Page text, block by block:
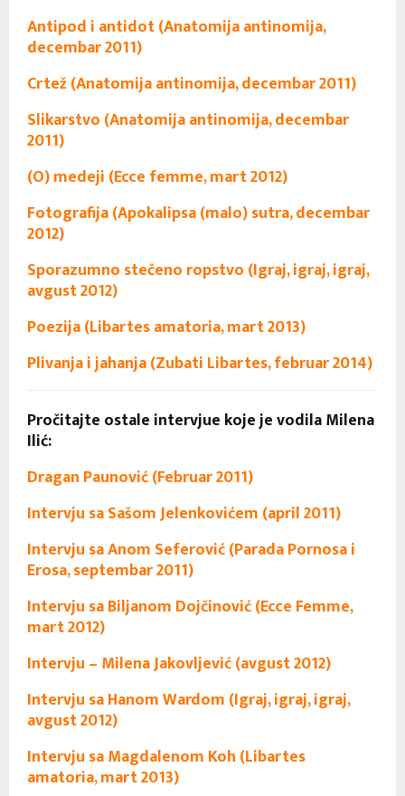
Antipod i antidot (Anatomija antinomija,
decembar 2011)
Crtež (Anatomija antinomija, decembar 2011)
Slikarstvo (Anatomija antinomija, decembar
2011)
(O) medeji (Ecce femme, mart 2012)
Fotografija (Apokalipsa (malo) sutra, decembar
2012)
Sporazumno stečeno ropstvo (Igraj, igraj, igraj,
avgust 2012)
Poezija (Libartes amatoria, mart 2013)
Plivanja i jahanja (Zubati Libartes, februar 2014)
Pročitajte ostale intervjue koje je vodila Milena
Ilić:
Dragan Paunović (Februar 2011)
Intervju sa Sašom Jelenkovićem (april 2011)
Intervju sa Anom Seferović (Parada Pornosa i
Erosa, septembar 2011)
Intervju sa Biljanom Dojčinović (Ecce Femme,
mart 2012)
Intervju – Milena Jakovljević (avgust 2012)
Intervju sa Hanom Wardom (Igraj, igraj, igraj,
avgust 2012)
Intervju sa Magdalenom Koh (Libartes
amatoria, mart 2013)